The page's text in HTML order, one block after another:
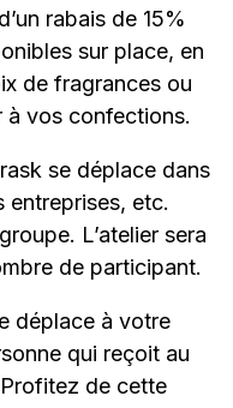
rabais de 15%
sur place, en
de fragrances ou
à vos confections.
se déplace dans
entreprises, etc.
L’atelier sera
de participant.
déplace à votre
qui reçoit au
de cette